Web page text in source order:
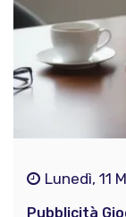
Lunedì, 11
Pubblicità